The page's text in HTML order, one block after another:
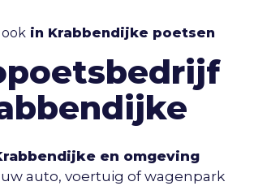
in Krabbendijke poetsen
en omgeving
auto, voertuig of wagenpark